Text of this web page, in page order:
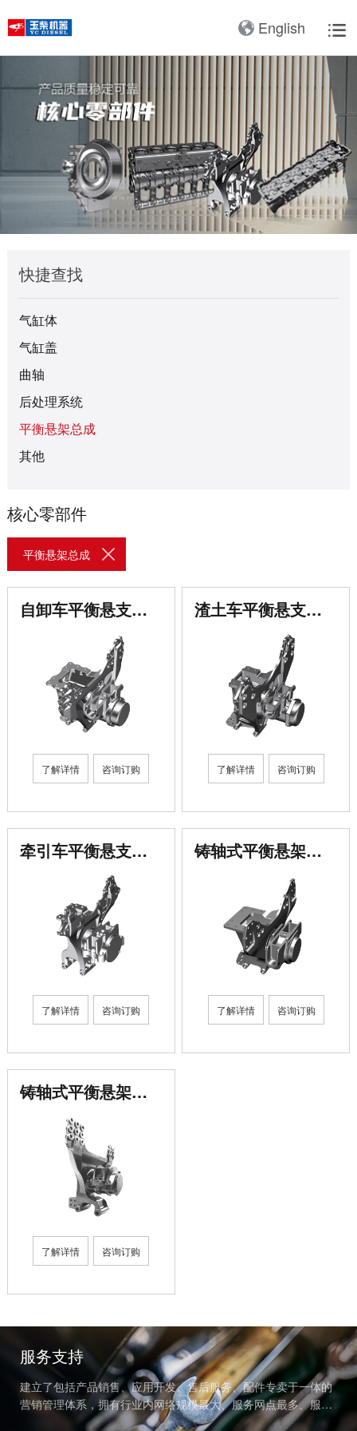

English
董事长寄语
关于我们
企业文化
研发实力
全球布局
社会责任
广西玉柴机器股份有限公
司始建于1992年，是国
内行业首家赴境外上市的
中外合资企业，是中国内
燃机工业协会会长单位，
产品远销亚欧美非等180
近20家子公司，生产基
徽、山东等地，在海外设
有联合研发中心、营销分
支机构，综合年销售收入
超300亿元，发动机年生
获取更多帮助
联系我们
95098
工程车动力系统解决方案
载货车动力系统解决方案
专用车动力系统解决方案
皮卡动力系统解决方案
船舶动力系统解决方案
发电动力系统解决方案
公交动力系统解决方案
校车动力系统解决方案
轻客动力系统解决方案
工程机械动力系统解决方案
农业装备动力系统解决方案
新能源动力系统解决方案
核心零部件
服务网络
用户品牌
服务理念
配件真伪查询
商用车大区、15个通机
大区、15个船电大区、
3000多个服务站、5000
多家配件销售网点，全力
为用户提供省心快速的服
务；在亚洲、美洲、非
洲、欧洲设立13个办事
处、228家服务代理商、
846个服务网点，实现全
球联保。
获取更多帮助
联系我们
24小时服务热线：
服务网络
车机营销服务大区
通机营销服务大区
船电营销服务网络
玉柴配件专卖
用户品牌
互动活动
服务理念
服务政策
企业资讯
媒体报道
视频与图集
聚焦玉柴机器新闻，了解
玉柴机器发展大事记。
获取更多帮助
联系我们
订购咨询
24小时服务热线：
95098
视频与图集
玉柴视频
车联网
智能制造
新能源动力
公司拥有基于工业4.0的
先进智能工厂，建成先进
实验室玉柴快速制造基
地，其中，无模快速成型
技术等多项工艺成果达标
国际先进水平，“大中型
发动机缸体数字化铸造车
间”项目入选国家2015年
智能制造专项。
联系我们
24小时服务热线：
95098
选择玉柴的原因
人才招聘
擦亮梦想，笃志笃行。在
玉柴文化引领下，玉柴建
设者坚持变革创新、坚持
理想信念、坚持责任担
志前行的追梦人。在玉
柴，随处可见员工之间、
间的团结;在玉柴，也随
处可见那些睿智敏行的员
工，他们勤恳务实、敢于
担当，创造了一个又一个
奇迹，缔造了人文玉柴、
和谐玉柴、幸福玉柴。
获取更多帮助
联系我们
订购咨询
95098
快捷查找
气缸体
气缸盖
曲轴
后处理系统
平衡悬架总成
其他
核心零部件
平衡悬架总成
自卸车平衡悬支架总成
了解详情 咨询订购
渣土车平衡悬支架总成
了解详情 咨询订购
牵引车平衡悬支架总成
了解详情 咨询订购
铸轴式平衡悬架总成（80T）
了解详情 咨询订购
铸轴式平衡悬架总成（50T）
了解详情 咨询订购
服务支持
建立了包括产品销售、应用开发、售后服务、配件专卖于一体的
营销管理体系，拥有行业内网络规模最大、服务网点最多、服务
半径最小、三包里程最长、响应时间最短的服务网络。